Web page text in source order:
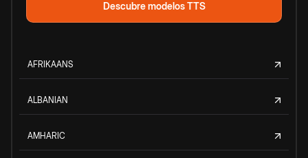
Descubre modelos TTS
AFRIKAANS
ALBANIAN
AMHARIC